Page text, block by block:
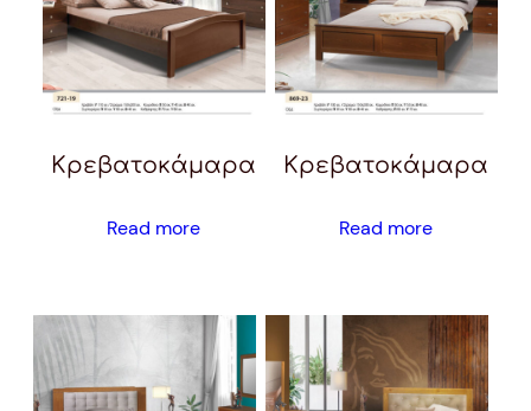
Κρεβατοκάμαρα
Read more
Κρεβατοκάμαρα
Read more